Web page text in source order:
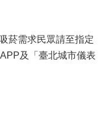
菸需求民眾請至指定
及「臺北城市儀表